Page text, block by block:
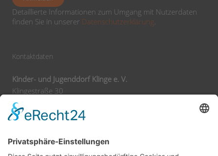
Detaillierte Informationen zum Umgang mit Nutzerdaten
finden Sie in unserer Datenschutzerklärung.
Kontaktdaten
Kinder- und Jugenddorf Klinge e. V.
Klingestraße 30
74743 Seckach
Tel:
+49 62 92 78 0
E-Mail: info@klinge-seckach.de